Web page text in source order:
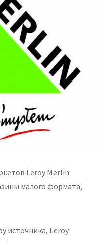
Leroy Merlin
малого формата,
источника, Leroy